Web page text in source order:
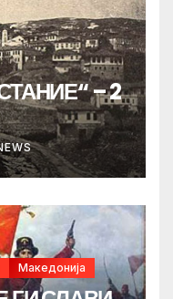
– 2
Македонија